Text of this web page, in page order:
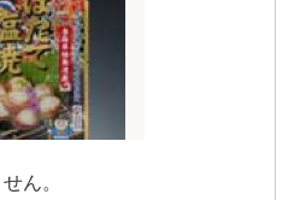
ん。